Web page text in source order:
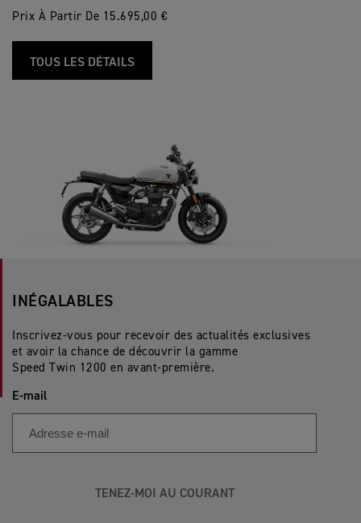
Prix À Partir De 15.695,00 €
TOUS LES DÉTAILS
INÉGALABLES
Inscrivez-vous pour recevoir des actualités exclusives
et avoir la chance de découvrir la gamme
Speed Twin 1200 en avant-première.
E-mail
TENEZ-MOI AU COURANT